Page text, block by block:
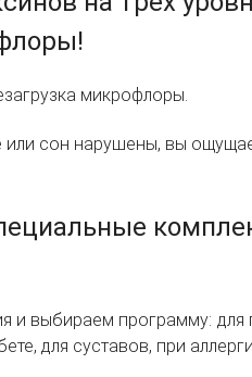
микрофлоры.
сон нарушены, вы
выбираем программу: для
для суставов, при